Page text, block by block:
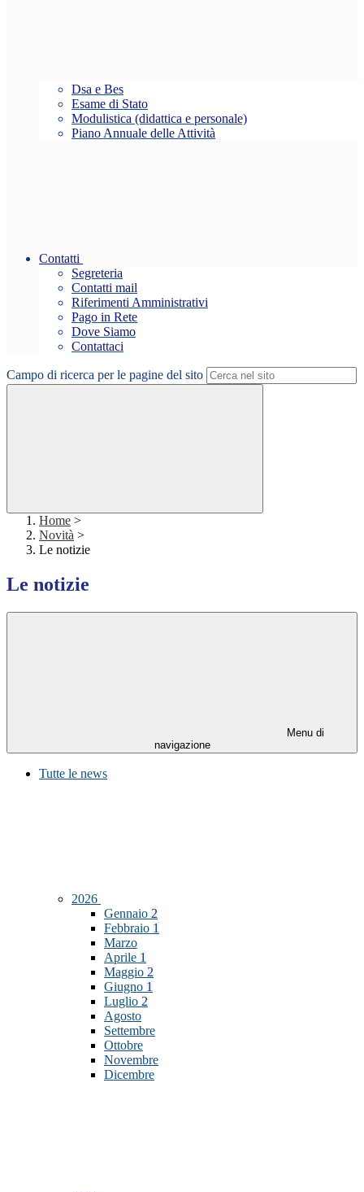
Dsa e Bes
Esame di Stato
Modulistica (didattica e personale)
Piano Annuale delle Attività
Contatti
Segreteria
Contatti mail
Riferimenti Amministrativi
Pago in Rete
Dove Siamo
Contattaci
Campo di ricerca per le pagine del sito
Home >
Novità >
Le notizie
Le notizie
Menu di
navigazione
Tutte le news
2026
Gennaio 2
Febbraio 1
Marzo
Aprile 1
Maggio 2
Giugno 1
Luglio 2
Agosto
Settembre
Ottobre
Novembre
Dicembre